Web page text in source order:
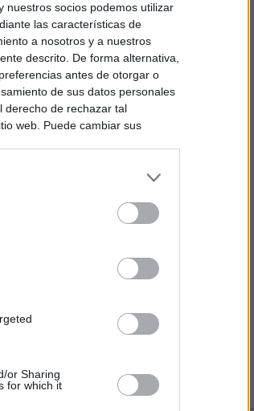
nuestros socios podemos utilizar
las características de
a nosotros y a nuestros
descrito. De forma alternativa,
antes de otorgar o
de sus datos personales
derecho de rechazar tal
web. Puede cambiar sus
or Sharing
for which it